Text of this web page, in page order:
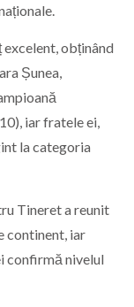
excelent, obținând
Șunea,
iar fratele ei,
la categoria
Tineret a reunit
continent, iar
confirmă nivelul